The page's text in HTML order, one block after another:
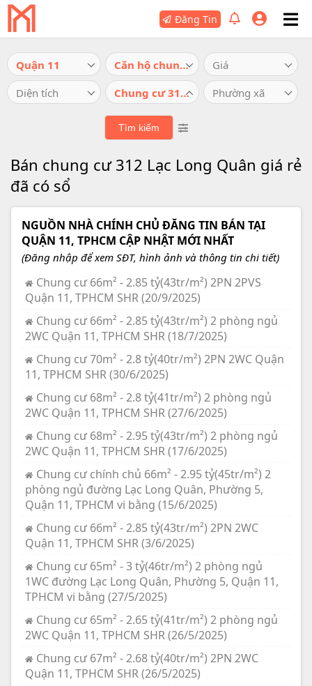
Đăng Tin
Quận 11 Căn hộ chung cư
Giá
Diện tích
Chung cư 312 Lạc Long Quân Phường xã
Bán chung cư 312 Lạc Long Quân giá rẻ
đã có sổ
NGUỒN NHÀ CHÍNH CHỦ ĐĂNG TIN BÁN TẠI
QUẬN 11, TPHCM CẬP NHẬT MỚI NHẤT
(Đăng nhập để xem SĐT, hình ảnh và thông tin chi tiết)
Chung cư 66m² - 2.85 tỷ(43tr/m²) 2PN 2PVS
Quận 11, TPHCM SHR (20/9/2025)
Chung cư 66m² - 2.85 tỷ(43tr/m²) 2 phòng ngủ
2WC Quận 11, TPHCM SHR (18/7/2025)
Chung cư 70m² - 2.8 tỷ(40tr/m²) 2PN 2WC Quận
11, TPHCM SHR (30/6/2025)
Chung cư 68m² - 2.8 tỷ(41tr/m²) 2 phòng ngủ
2WC Quận 11, TPHCM SHR (27/6/2025)
Chung cư 68m² - 2.95 tỷ(43tr/m²) 2 phòng ngủ
2WC Quận 11, TPHCM SHR (17/6/2025)
Chung cư chính chủ 66m² - 2.95 tỷ(45tr/m²) 2
phòng ngủ đường Lạc Long Quân, Phường 5,
Quận 11, TPHCM vi bằng (15/6/2025)
Chung cư 66m² - 2.85 tỷ(43tr/m²) 2PN 2WC
Quận 11, TPHCM SHR (3/6/2025)
Chung cư 65m² - 3 tỷ(46tr/m²) 2 phòng ngủ
1WC đường Lạc Long Quân, Phường 5, Quận 11,
TPHCM vi bằng (27/5/2025)
Chung cư 65m² - 2.65 tỷ(41tr/m²) 2 phòng ngủ
2WC Quận 11, TPHCM SHR (26/5/2025)
Chung cư 67m² - 2.68 tỷ(40tr/m²) 2PN 2WC
Quận 11, TPHCM SHR (26/5/2025)